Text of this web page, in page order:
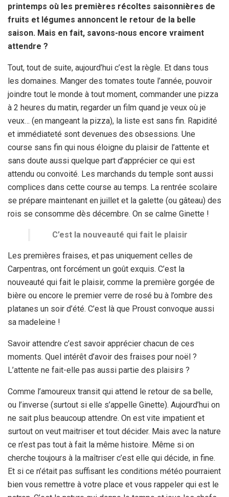
k
p
printemps où les premières récoltes saisonnières de
fruits et légumes annoncent le retour de la belle
saison. Mais en fait, savons-nous encore vraiment
attendre ?
Tout, tout de suite, aujourd’hui c’est la règle. Et dans tous
les domaines. Manger des tomates toute l’année, pouvoir
joindre tout le monde à tout moment, commander une pizza
à 2 heures du matin, regarder un film quand je veux où je
veux… (en mangeant la pizza), la liste est sans fin. Rapidité
et immédiateté sont devenues des obsessions. Une
course sans fin qui nous éloigne du plaisir de l’attente et
sans doute aussi quelque part d’apprécier ce qui est
attendu ou convoité. Les marchands du temple sont aussi
complices dans cette course au temps. La rentrée scolaire
se prépare maintenant en juillet et la galette (ou gâteau) des
rois se consomme dès décembre. On se calme Ginette !
C’est la nouveauté qui fait le plaisir
Les premières fraises, et pas uniquement celles de
Carpentras, ont forcément un goût exquis. C’est la
nouveauté qui fait le plaisir, comme la première gorgée de
bière ou encore le premier verre de rosé bu à l’ombre des
platanes un soir d’été. C’est là que Proust convoque aussi
sa madeleine !
Savoir attendre c’est savoir apprécier chacun de ces
moments. Quel intérêt d’avoir des fraises pour noël ?
L’attente ne fait-elle pas aussi partie des plaisirs ?
Comme l’amoureux transit qui attend le retour de sa belle,
ou l’inverse (surtout si elle s’appelle Ginette). Aujourd’hui on
ne sait plus beaucoup attendre. On est vite impatient et
surtout on veut maitriser et tout décider. Mais avec la nature
ce n’est pas tout à fait la même histoire. Même si on
cherche toujours à la maîtriser c’est elle qui décide, in fine.
Et si ce n’était pas suffisant les conditions météo pourraient
bien vous remettre à votre place et vous rappeler qui est le